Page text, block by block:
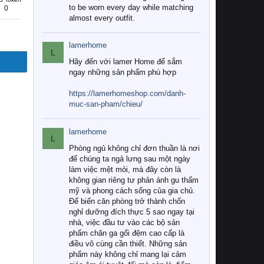
0
to be worn every day while matching
almost every outfit.
L
lamerhome
Hãy đến với lamer Home để sắm
ngay những sản phẩm phù hợp
https://lamerhomeshop.com/danh-
muc-san-pham/chieu/
L
lamerhome
Phòng ngủ không chỉ đơn thuần là nơi
để chúng ta ngả lưng sau một ngày
làm việc mệt mỏi, mà đây còn là
không gian riêng tư phản ánh gu thẩm
mỹ và phong cách sống của gia chủ.
Để biến căn phòng trở thành chốn
nghỉ dưỡng đích thực 5 sao ngay tại
nhà, việc đầu tư vào các bộ sản
phẩm chăn ga gối đệm cao cấp là
điều vô cùng cần thiết. Những sản
phẩm này không chỉ mang lại cảm